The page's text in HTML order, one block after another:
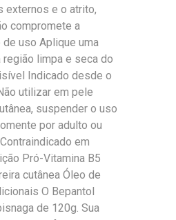
externos e o atrito,
compromete a
uso Aplique uma
limpa e seca do
Indicado desde o
utilizar em pele
suspender o uso
por adulto ou
em
Pró-Vitamina B5
cutânea Óleo de
O Bepantol
de 120g. Sua